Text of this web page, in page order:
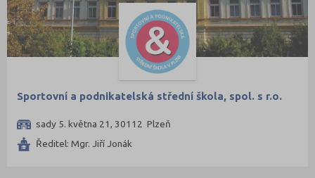
Sportovní a podnikatelská střední škola, spol. s r.o.
sady 5. května 21, 30112 Plzeň
Ředitel: Mgr. Jiří Jonák